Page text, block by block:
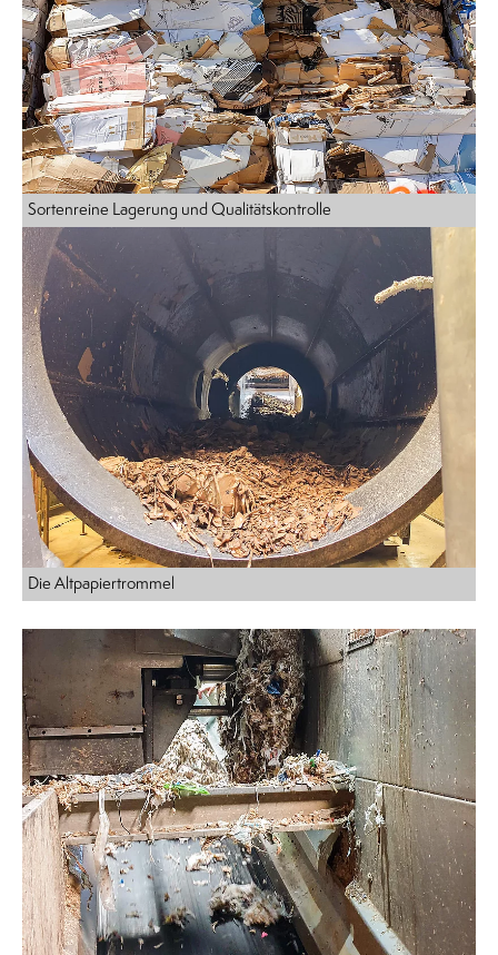
Sortenreine Lagerung und Qualitätskontrolle
Die Altpapiertrommel